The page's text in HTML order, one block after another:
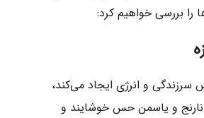
را بررسی خواهیم کرد:
سرزندگی و انرژی ایجاد می‌کند،
نارنج و یاسمن حس خوشایند و